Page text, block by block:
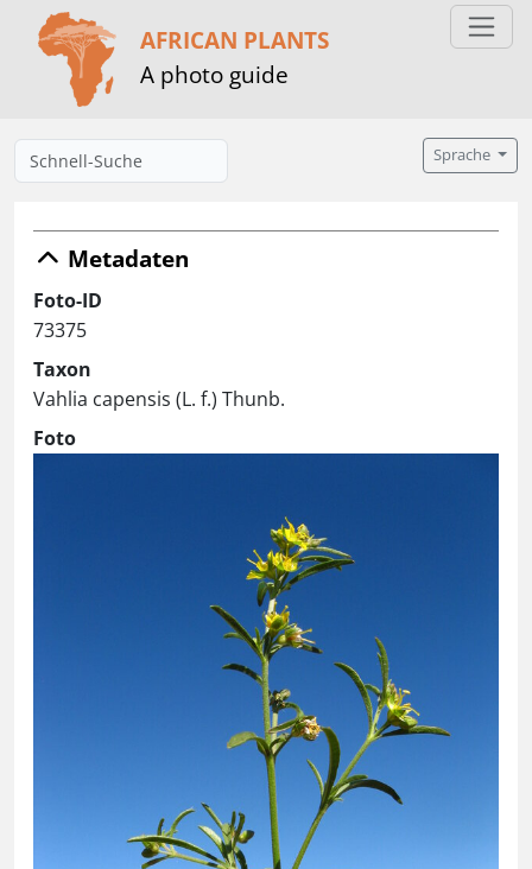
AFRICAN PLANTS
A photo guide
Sprache
Metadaten
Foto-ID
73375
Taxon
Vahlia capensis (L. f.) Thunb.
Foto